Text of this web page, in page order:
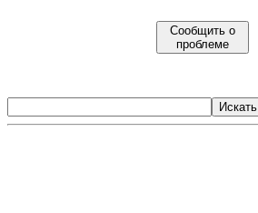
Сообщить о
проблеме
Искать